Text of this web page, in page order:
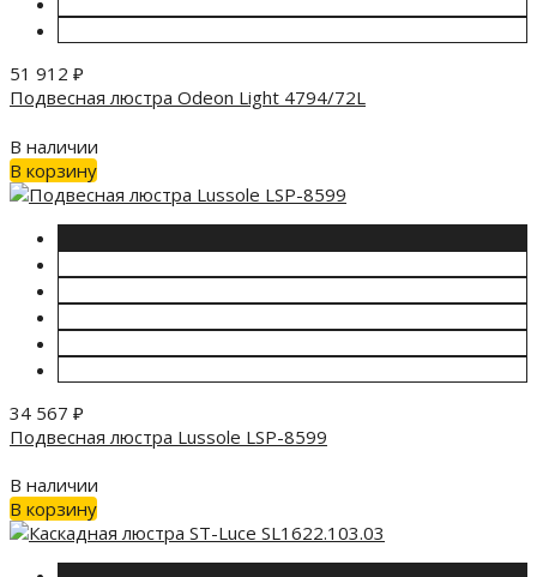
51 912 ₽
Подвесная люстра Odeon Light 4794/72L
В наличии
В корзину
34 567 ₽
Подвесная люстра Lussole LSP-8599
В наличии
В корзину